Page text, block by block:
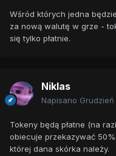
Wśród których jedna
za nową walutę w grze -
się tylko płatnie.
Niklas
Napisano Grudzień
Tokeny będą płatne (na
obiecuje przekazywać
której dana skórka należy.